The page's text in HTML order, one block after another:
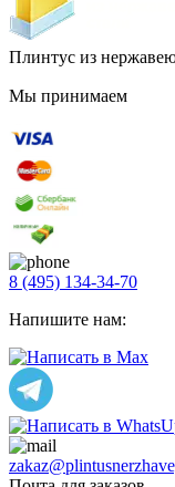
Плинтус из
Мы принимаем
8 (495) 134-34-70
Напишите нам: